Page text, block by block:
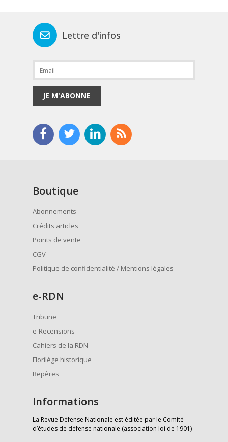
Lettre d'infos
JE M'ABONNE
Boutique
Abonnements
Crédits articles
Points de vente
CGV
Politique de confidentialité / Mentions légales
e-RDN
Tribune
e-Recensions
Cahiers de la RDN
Florilège historique
Repères
Informations
La Revue Défense Nationale est éditée par le Comité
d’études de défense nationale (association loi de 1901)